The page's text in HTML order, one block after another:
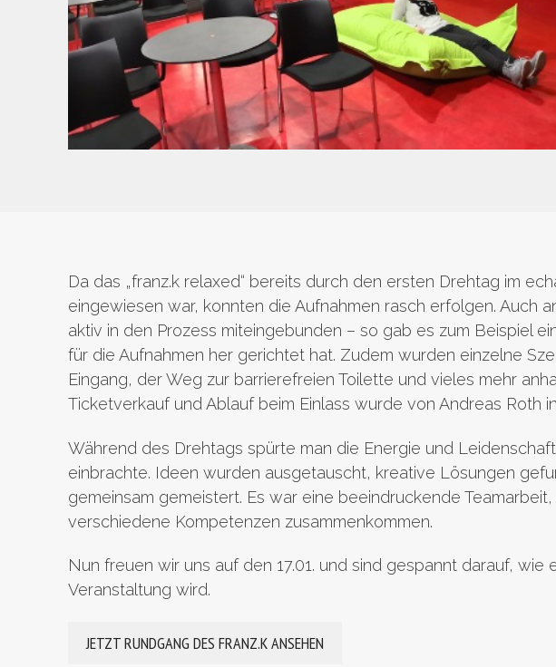
Da das „franz.k relaxed“ bereits durch den ersten Drehtag im
eingewiesen war, konnten die Aufnahmen rasch erfolgen. Auch
aktiv in den Prozess miteingebunden – so gab es zum Beispiel
für die Aufnahmen her gerichtet hat. Zudem wurden einzelne
Eingang, der Weg zur barrierefreien Toilette und vieles mehr
Ticketverkauf und Ablauf beim Einlass wurde von Andreas Roth
Während des Drehtags spürte man die Energie und
einbrachte. Ideen wurden ausgetauscht, kreative Lösungen
gemeinsam gemeistert. Es war eine beeindruckende
verschiedene Kompetenzen zusammenkommen.
Nun freuen wir uns auf den 17.01. und sind gespannt darauf, wie
Veranstaltung wird.
JETZT RUNDGANG DES FRANZ.K ANSEHEN